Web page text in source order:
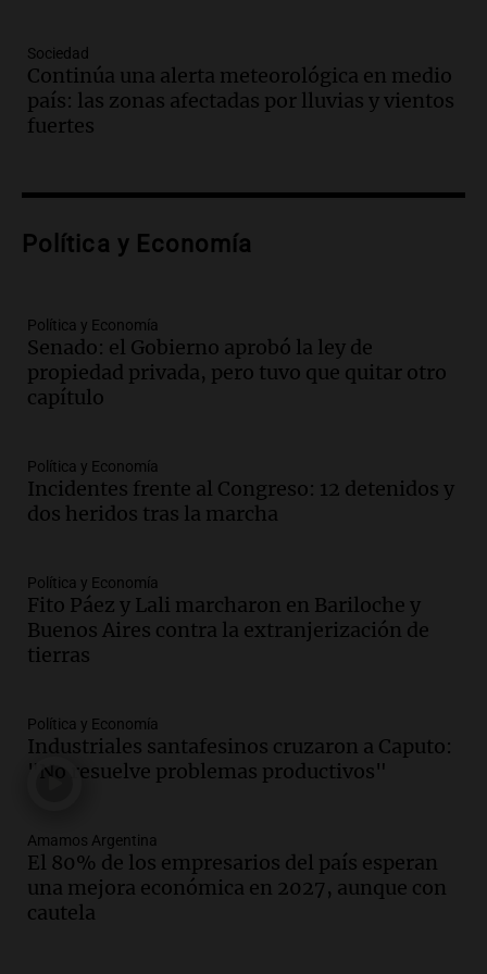
avanza con testimonios clave sobre el
accidente en Villa Dolores
Panorama Federal
tributo todos los jueves
Episodios
sea, va a ser lindo”
La Cadena del Gol
Episodios
Audio.
mano es muy peligroso”
La Argentina, hoy
Episodios
sobre los parques educativos
Amamos Argentina
Episodios
Audio.
durante la primavera
Informados al regreso
Episodios
tras fuertes vientos
Panorama Federal
Episodios
Sociedad
Continúa una alerta meteorológica en medio
país: las zonas afectadas por lluvias y vientos
fuertes
Política y Economía
Política y Economía
Senado: el Gobierno aprobó la ley de
propiedad privada, pero tuvo que quitar otro
capítulo
Política y Economía
Incidentes frente al Congreso: 12 detenidos y
dos heridos tras la marcha
Política y Economía
Fito Páez y Lali marcharon en Bariloche y
Buenos Aires contra la extranjerización de
tierras
Política y Economía
Industriales santafesinos cruzaron a Caputo:
"No resuelve problemas productivos"
Amamos Argentina
El 80% de los empresarios del país esperan
una mejora económica en 2027, aunque con
cautela